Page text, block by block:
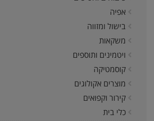
אפיה
בישול ומזווה
משקאות
ויטמינים ותוספים
קוסמטיקה
מוצרים אקולוגים
קירור וקפואים
כלי בית